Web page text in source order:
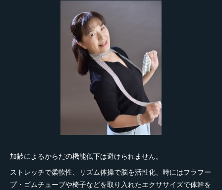
加齢によるからだの機能低下は避けられません。
ストレッチで柔軟性、リズム体操で脳を活性化、時にはフラフー
プ・ゴムチューブや椅子などを取り入れたエクササイズで体幹を